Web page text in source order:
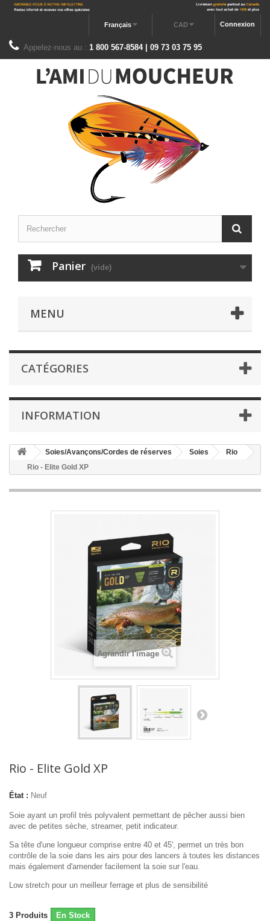
Connexion
CAD
Français
Appelez-nous au : 1 800 567-8584 | 09 73 03 75 95
Panier (vide)
MENU
CATÉGORIES
INFORMATION
Soies/Avançons/Cordes de réserves Soies
Rio
Rio - Elite Gold XP
Agrandir l'image
Rio - Elite Gold XP
État : Neuf
Soie ayant un profil très polyvalent permettant de pêcher aussi bien
avec de petites sèche, streamer, petit indicateur.
Sa tête d'une longueur comprise entre 40 et 45', permet un très bon
contrôle de la soie dans les airs pour des lancers à toutes les distances
mais également d'amender facilement la soie sur l'eau.
Low stretch pour un meilleur ferrage et plus de sensibilité
3 Produits En Stock